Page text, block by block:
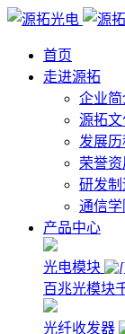
首页
走进源拓
企业简
源拓文
发展历
荣誉
研发制
通信学
产品中心
光电模块
百兆光模块
光纤收发器